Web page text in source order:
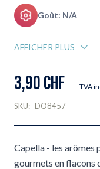
Goût: N/A
AFFICHER PLUS
3,90 CHF TVA
SKU: DO8457
Capella - les arômes
gourmets en flacons